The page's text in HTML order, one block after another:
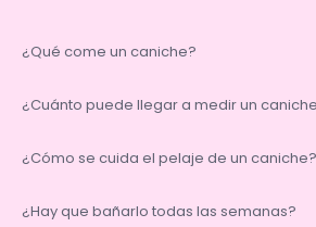
¿Qué come un caniche?
¿Cuánto puede llegar a medir un
¿Cómo se cuida el pelaje de un caniche?
¿Hay que bañarlo todas las semanas?